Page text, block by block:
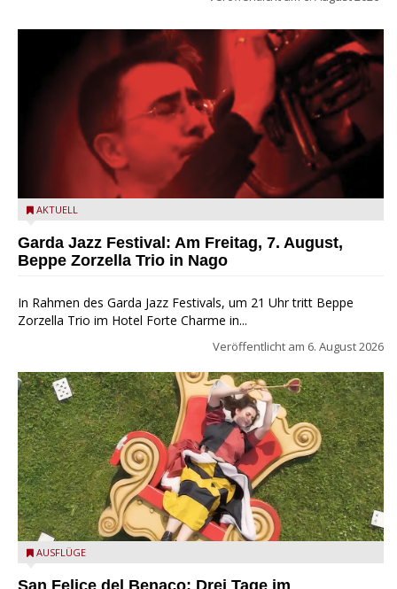
Beppe Zorzella Trio zu Gast beim Garda Jazz Festival
AKTUELL
Garda Jazz Festival: Am Freitag, 7. August,
Beppe Zorzella Trio in Nago
In Rahmen des Garda Jazz Festivals, um 21 Uhr tritt Beppe
Zorzella Trio im Hotel Forte Charme in...
Veröffentlicht am 6. August 2026
San Felice del Benaco: Drei Tage im Wunderland
AUSFLÜGE
San Felice del Benaco: Drei Tage im